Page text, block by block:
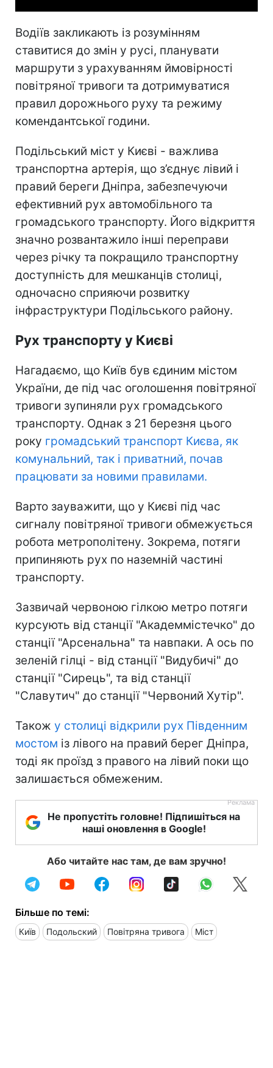
Водіїв закликають із розумінням
ставитися до змін у русі, планувати
маршрути з урахуванням ймовірності
повітряної тривоги та дотримуватися
правил дорожнього руху та режиму
комендантської години.
Подільський міст у Києві - важлива
транспортна артерія, що з’єднує лівий і
правий береги Дніпра, забезпечуючи
ефективний рух автомобільного та
громадського транспорту. Його відкриття
значно розвантажило інші переправи
через річку та покращило транспортну
доступність для мешканців столиці,
одночасно сприяючи розвитку
інфраструктури Подільського району.
Рух транспорту у Києві
Нагадаємо, що Київ був єдиним містом
України, де під час оголошення повітряної
тривоги зупиняли рух громадського
транспорту. Однак з 21 березня цього
року громадський транспорт Києва, як
комунальний, так і приватний, почав
працювати за новими правилами.
Варто зауважити, що у Києві під час
сигналу повітряної тривоги обмежується
робота метрополітену. Зокрема, потяги
припиняють рух по наземній частині
транспорту.
Зазвичай червоною гілкою метро потяги
курсують від станції "Академмістечко" до
станції "Арсенальна" та навпаки. А ось по
зеленій гілці - від станції "Видубичі" до
станції "Сирець", та від станції
"Славутич" до станції "Червоний Хутір".
Також у столиці відкрили рух Південним
мостом із лівого на правий берег Дніпра,
тоді як проїзд з правого на лівий поки що
залишається обмеженим.
Не пропустіть головне! Підпишіться на
наші оновлення в Google!
Або читайте нас там, де вам зручно!
Більше по темі:
Київ Подольский Повітряна тривога Міст